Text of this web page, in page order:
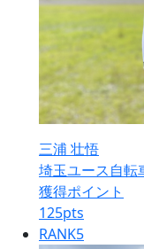
三浦 壮悟
埼玉ユース自転
獲得ポイント
125pts
RANK5